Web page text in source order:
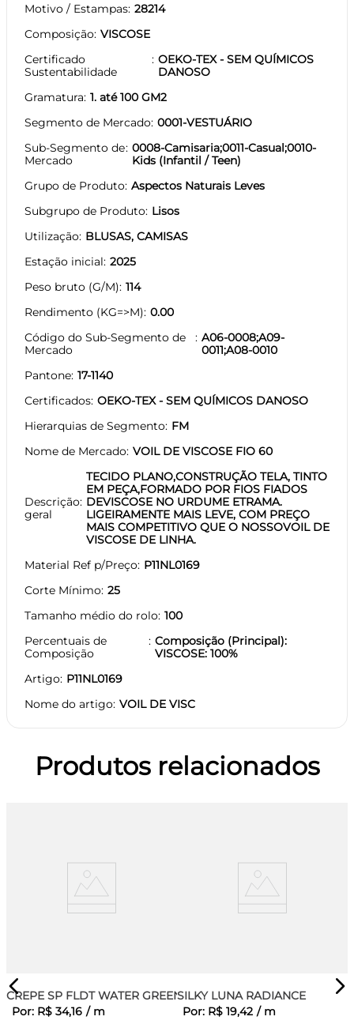
Motivo / Estampas 28214
Composição VISCOSE
Certificado
Sustentabilidade
OEKO-TEX - SEM QUÍMICOS
DANOSO
Gramatura 1. até 100 GM2
Segmento de Mercado 0001-VESTUÁRIO
Sub-Segmento de
Mercado
0008-Camisaria;0011-Casual;0010-
Kids (Infantil / Teen)
Grupo de Produto Aspectos Naturais Leves
Subgrupo de Produto Lisos
Utilização BLUSAS, CAMISAS
Estação inicial 2025
Peso bruto (G/M) 114
Rendimento (KG=>M) 0.00
Código do Sub-Segmento de
Mercado
A06-0008;A09-
0011;A08-0010
Pantone 17-1140
Certificados OEKO-TEX - SEM QUÍMICOS DANOSO
Hierarquias de Segmento FM
Nome de Mercado VOIL DE VISCOSE FIO 60
Descrição
geral
TECIDO PLANO,CONSTRUÇÃO TELA, TINTO
EM PEÇA,FORMADO POR FIOS FIADOS
DEVISCOSE NO URDUME ETRAMA.
LIGEIRAMENTE MAIS LEVE, COM PREÇO
MAIS COMPETITIVO QUE O NOSSOVOIL DE
VISCOSE DE LINHA.
Material Ref p/Preço P11NL0169
Corte Mínimo 25
Tamanho médio do rolo 100
Percentuais de
Composição
Composição (Principal):
VISCOSE: 100%
Artigo P11NL0169
Nome do artigo VOIL DE VISC
Produtos relacionados
CREPE SP FLDT WATER GREEN
Por: R$ 34,16 / m
SILKY LUNA RADIANCE
Por: R$ 19,42 / m